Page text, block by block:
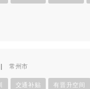
常州市
交通补贴 有晋升空间